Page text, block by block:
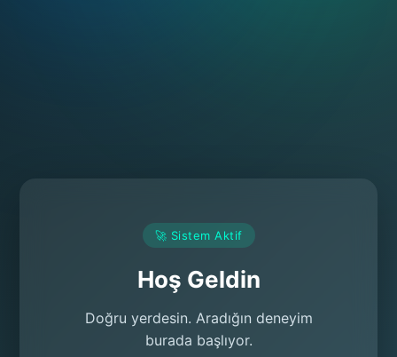
🚀 Sistem Aktif
Hoş Geldin
Doğru yerdesin. Aradığın deneyim
burada başlıyor.